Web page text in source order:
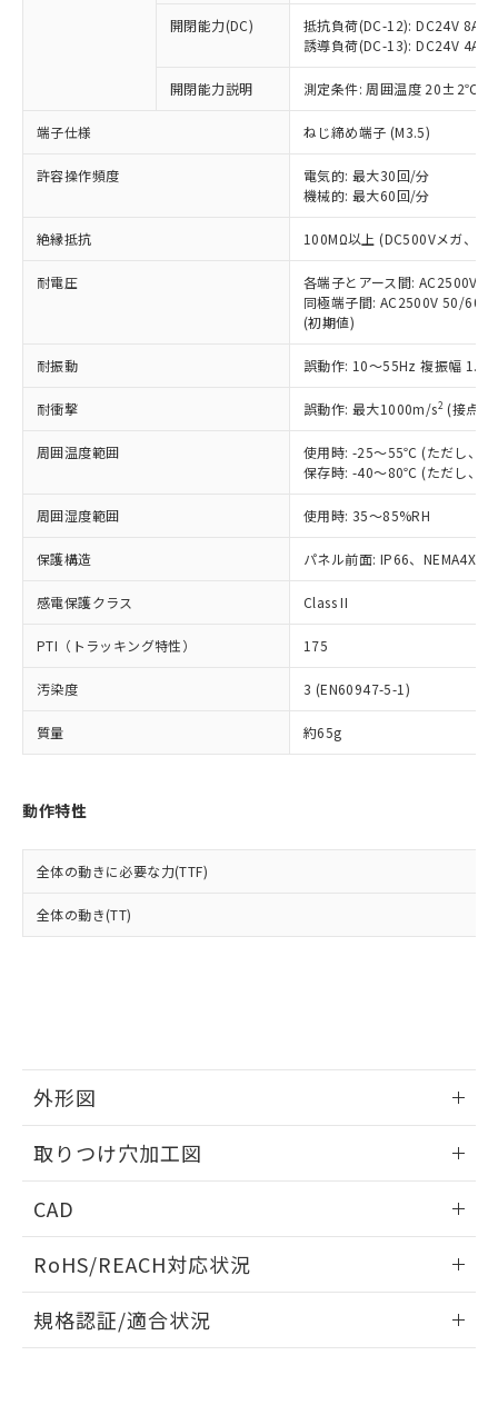
開閉能力(DC)
抵抗負荷(DC-12): DC24V 8A/
誘導負荷(DC-13): DC24V 4A/
開閉能力説明 測定条件: 周囲温度 20±2℃、
端子仕様 ねじ締め端子 (M3.5)
許容操作頻度
電気的: 最大30回/分
機械的: 最大60回/分
絶縁抵抗 100MΩ以上 (DC500Vメガ、点
耐電圧
各端子とアース間: AC2500V
同極端子間: AC2500V 50/
(初期値)
耐振動 誤動作: 10～55Hz 複振幅
耐衝撃 誤動作: 最大1000m/s2 (接点
周囲温度範囲
使用時: -25～55℃ (ただし、氷
保存時: -40～80℃ (ただし、氷
周囲湿度範囲 使用時: 35～85%RH
保護構造 パネル前面: IP66、NEMA4X,
感電保護クラス Class II
PTI（トラッキング特性） 175
汚染度 3 (EN60947-5-1)
質量 約65g
動作特性
全体の動きに必要な力(TTF)
全体の動き(TT)
外形図
取りつけ穴加工図
CAD
ドすることができます。
ログイン/会員登録
RoHS/REACH対応状況
EU RoHS 注意事項・凡例
規格認証/適合状況
商品の当社在庫状況および標準価格
(税抜)を提供させていただくもので
当社制御機器事業取扱商品の中には、
本サービスの対象外となる商品もある
ことをご了承ください。
在庫状況および標準価格照会結果は、
記載している更新日時点での社内デー
タに基づき作成されるものであり、閲
覧された時点での実際の在庫および標
準価格とは異なる場合があることをご
正式な納期状況および標準価格はお客
様のお取引先、またはお客様担当のオ
ムロン制御機器販売店・当社販売員に
オムロン制御機器販売店や当社販売拠
販売ネットワーク
」をご確認
在庫状況および標準価格結果を当社の
事前の承諾なく第三者に漏洩または開
示しないようお願いします。
マイパーツ機能（部品リスト作成サー
ビス）をご利用いただくには、I-Web
メンバーズにご登録されている必要が
あります。
お客様が当ウェブサイト上で当社にご
登録された部品リストについて、当社
および当社の共同利用者が、当社の製
品・サービスに関するお客様との取
引・商談に必要な範囲で利用すること
非含有の対応状況を調査中または確認中の
非該当品：ライセンス料など無形物で、有
害物質有無と関係のない商品です。
いたものが、含有品と判明した場合などや
むを得ず変更することがあります。
鉛(Pb) 1000ppm以下、 水銀(Hg) 1000ppm以下、 カド
六価クロム(Cr(Ⅵ)) 1000ppm以下、ポリ臭化ビフェニル
類(PBB) 1000ppm以下、ポリ臭化ジフェニルエーテル類
(PBDE) 1000ppm以下、フタル酸ビス(2-エチルヘキシ
ル) (DEHP)(別名：DOP) 1000ppm以下、フタル酸ブチ
ルベンジル（BBP） 1000ppm以下、フタル酸ジブチル
（DBP） 1000ppm以下、フタル酸ジイソブチル
但し、RoHS指令で産業用監視および制御機器に対する
図的な使用がないことを確認しています。
部品在庫の切り替え状況などにより、予定
月が前後することがあります。
※3 非含有証明書ダウンロード
下記の非含有証明書をダウンロードするこ
EU RoHS指令（10物質）の非含有証明書
ものではありません。
また、RoHS指令のフタル酸エステル類４
荷製品に未対応品が混在することから備考
「○」：最大均質材料含有率が中国RoHSの
基準値以下であることを示します。
「×」：最大均質材料含有率が中国RoHSの
基準値を超えていることを示します。
「－」：未確認です。当社販売部門へお問
い合わせください。
*中国RoHS10物質の基準値 (GB/T26572)：
Pb(鉛) :1000ppm、 Hg(水銀) : 1000ppm、 Cd(カドミウ
ム) : 100ppm、
Cr(Ⅵ)(六価クロム) : 1000ppm、 PBBs(ポリ臭化ビフェ
ニル類) : 1000ppm、 PBDEs(ポリ臭化ジフェニルエーテ
DBP(フタル酸ジブチル) : 1000ppm、 DIBP(フタル酸ジ
イソブチル) : 1000ppm、 BBP(フタル酸ブチルベンジ
DEHP(フタル酸ビス(2-エチルヘキシル)) : 1000ppm
「ｅ」：有害物質（10物質）のすべてが基
準値以下であることを示します。
「10」：通常の使用状況下において有害物
質が外部に漏えいし、環境に深刻な影響を
及ぼさない年数を意味します。
「－」：未確認です。当社販売部門へお問
当社は、これら貴社製品のうち、外国
為替および外国貿易法に定める商品
（以下｢規制貨物等」という）を輸出
または国外への提供する場合は、日本
国政府の輸出許可(または役務取引許
可)を取得するなどの必要な手続きを
当社は規制貨物を破棄する場合は、完
全に破砕するなど、違法に輸出されな
いよう必要な手段を講じます。
当社は貴社製品を、核兵器、ミサイ
ル、化学兵器、生物兵器またはその他
武器並びにこれらの製造装置等に一切
当社は、貴社製品を第三者に販売する
場合は、上記1、2および3の内容を当
該第三者に通知します。また当社は、
販売先および販売に係わる関係者が違
法に輸出するおそれがある場合は、取
り引きをいたしません。
キャンセル
一定数以上の在庫あり
一定数には満たないが在庫あり
在庫なし(最新の在庫状況につ
いては、お客様のお取引先、ま
たはお客様担当のオムロン制御
機器販売店・当社販売員にご確
受注生産機種、また在庫状況の
情報を公開していない機種